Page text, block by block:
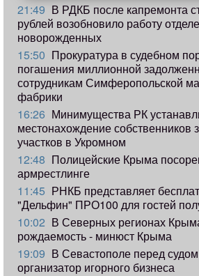
21:49 В РДКБ после капремонта
рублей возобновило работу
новорожденных
15:50 Прокуратура в судебном
погашения миллионной
сотрудникам Симферопольской
фабрики
16:26 Минимущества РК
местонахождение собственников
участков в Укромном
12:48 Полицейские Крыма
армрестлинге
11:45 РНКБ представляет
"Дельфин" ПРО100 для гостей
10:02 В Северных регионах
рождаемость - минюст Крыма
19:09 В Севастополе перед
организатор игорного бизнеса